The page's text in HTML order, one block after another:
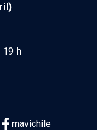
h
mavichile